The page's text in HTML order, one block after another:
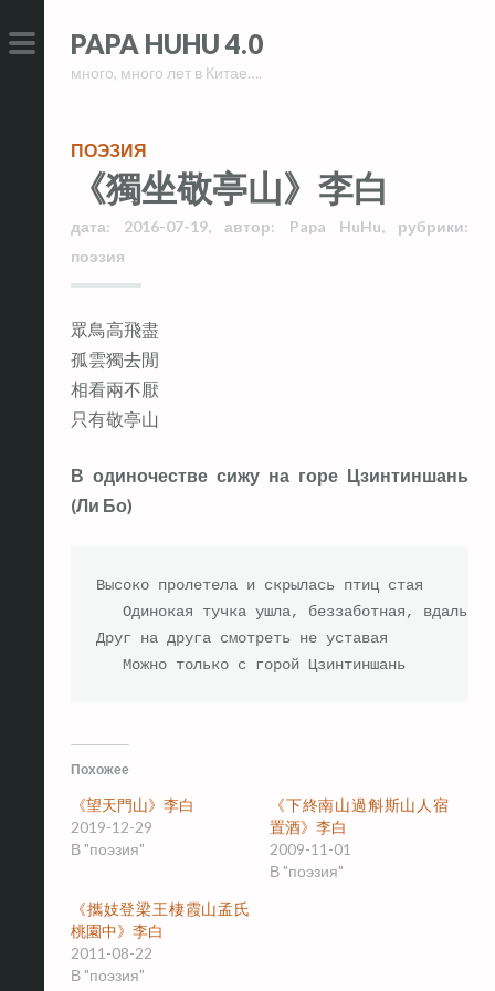
to
PRIMARY
to
PAPA HUHU 4.0
много, много лет в Китае….
ПОЭЗИЯ
《獨坐敬亭山》李白
дата: 2016-07-19, автор: Papa HuHu,рубрики:
поэзия
眾鳥高飛盡
孤雲獨去閒
相看兩不厭
只有敬亭山
В одиночестве сижу на горе Цзинтиншань
(Ли Бо)
Высоко пролетела и скрылась птиц стая
   Одинокая тучка ушла, беззаботная, вдаль
Друг на друга смотреть не уставая
   Можно только с горой Цзинтиншань
Похожее
《望天門山》李白
2019-12-29
В "поэзия"
《下終南山過斛斯山人宿
置酒》李白
2009-11-01
В "поэзия"
《攜妓登梁王棲霞山孟氏
桃園中》李白
2011-08-22
В "поэзия"